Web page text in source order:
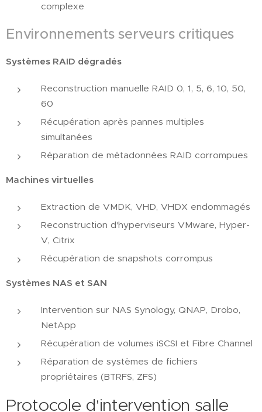
complexe
Environnements serveurs critiques
Systèmes RAID dégradés
Reconstruction manuelle RAID 0, 1, 5, 6, 10, 50,
60
Récupération après pannes multiples
simultanées
Réparation de métadonnées RAID corrompues
Machines virtuelles
Extraction de VMDK, VHD, VHDX endommagés
Reconstruction d'hyperviseurs VMware, Hyper-
V, Citrix
Récupération de snapshots corrompus
Systèmes NAS et SAN
Intervention sur NAS Synology, QNAP, Drobo,
NetApp
Récupération de volumes iSCSI et Fibre Channel
Réparation de systèmes de fichiers
propriétaires (BTRFS, ZFS)
Protocole d'intervention salle